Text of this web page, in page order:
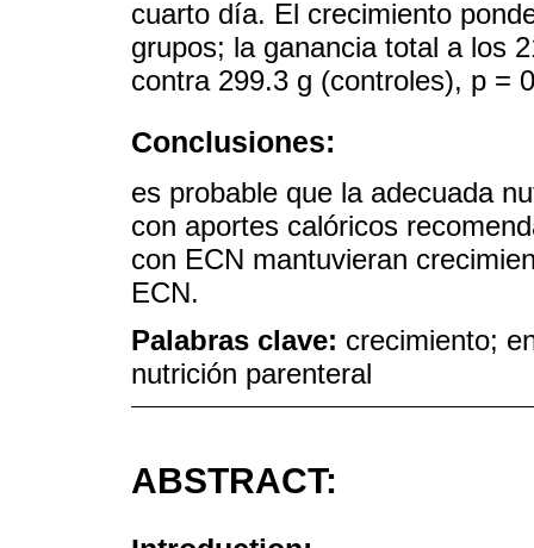
cuarto día. El crecimiento
grupos; la ganancia total a los
contra 299.3 g (controles), p =
Conclusiones:
es probable que la adecuada
con aportes calóricos
con ECN mantuvieran
ECN.
Palabras clave: crecimiento;
nutrición parenteral
ABSTRACT: